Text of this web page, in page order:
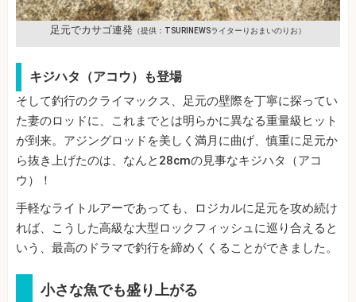
足元でカサゴ連発 （提供：TSURINEWSライターりおまいのりお）
キジハタ（アコウ）も登場
そして釣行のクライマックス、足元の壁際を丁寧に探ってい
た妻のロッドに、これまでとは明らかに異なる重量級ヒット
が到来。アジングロッドを美しく満月に曲げ、慎重に足元か
ら抜き上げたのは、なんと28cmの見事なキジハタ（アコ
ウ）！
手軽なライトルアーであっても、ロジカルに足元を攻め続け
れば、こうした高級な大型ロックフィッシュに巡り合えると
いう、最高のドラマで釣行を締めくくることができました。
小さな魚でも盛り上がる